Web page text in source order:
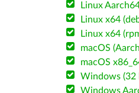
Linux
Linux x64
Linux x64
macOS
macOS
Windows (32
Windows